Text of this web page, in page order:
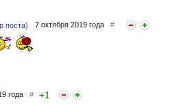
поста) 7 октября 2019 года #
года # +1